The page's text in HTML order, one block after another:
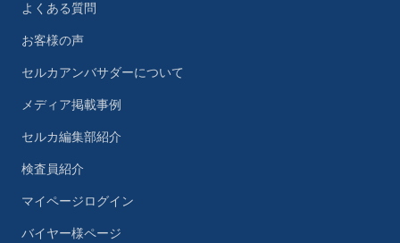
よくある質問
お客様の声
セルカアンバサダーについて
メディア掲載事例
セルカ編集部紹介
検査員紹介
マイページログイン
バイヤー様ページ